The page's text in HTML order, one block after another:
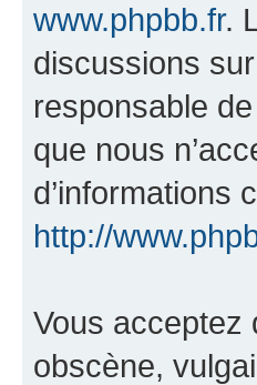
www.phpbb.fr.
discussions
responsable
que nous
d’informations
http://
Vous acceptez
obscène,